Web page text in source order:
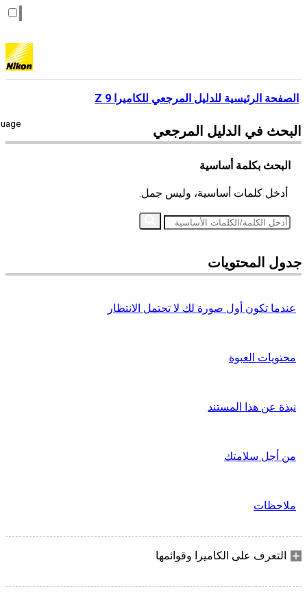
الصفحة الرئيسية للدليل المرجعي للكاميرا Z 9
البحث في الدليل المرجعي
البحث بكلمة أساسية
أدخل كلمات أساسية، وليس جمل.
جدول المحتويات
عندما تكون أول صورة لك لا تحتمل الانتظار
محتويات العبوة
نبذة عن هذا المستند
من أجل سلامتك
ملاحظات
التعرف على الكاميرا وقوائمها